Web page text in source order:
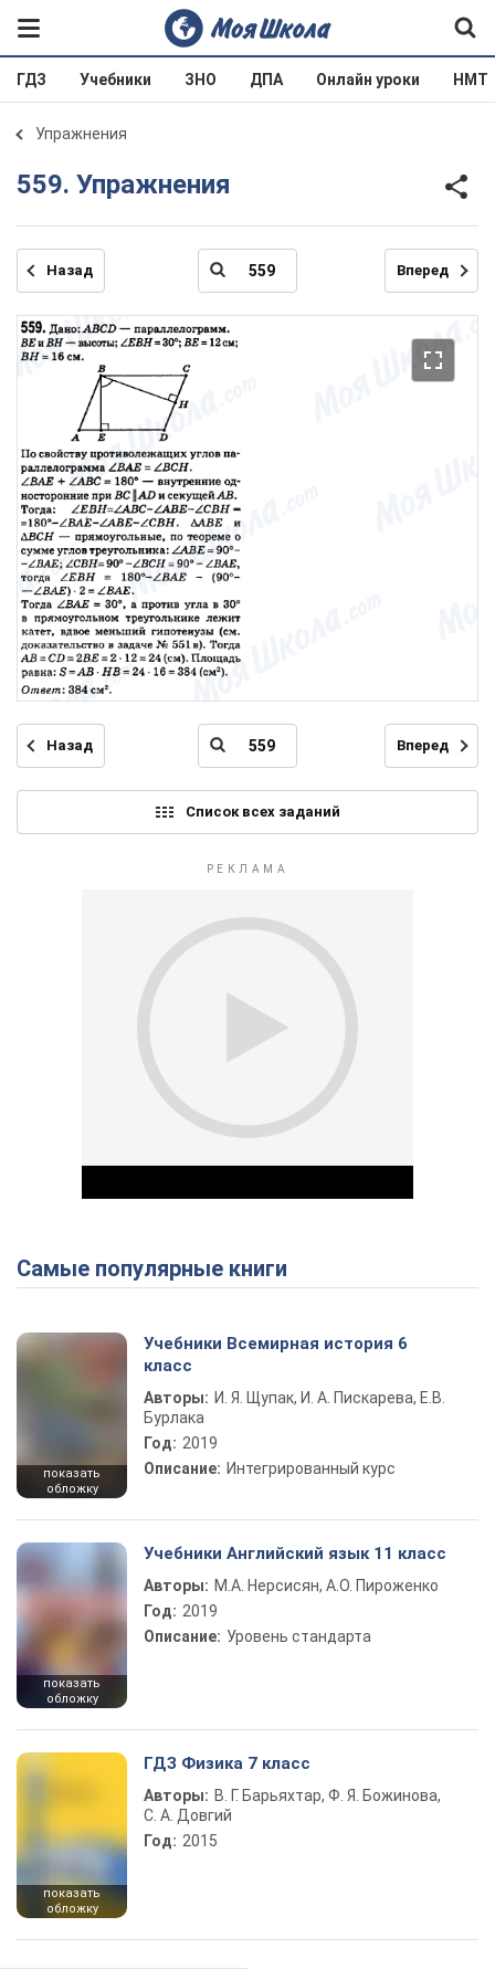
ГДЗ Учебники ЗНО ДПА Онлайн уроки НМТ
Упражнения
559. Упражнения
Назад Вперед
Назад Вперед
Список всех заданий
Play Video
Самые популярные книги
показать
обложку
Учебники Всемирная история 6
класс
Авторы: И. Я. Щупак, И. А. Пискарева, Е.В.
Бурлака
Год: 2019
Описание: Интегрированный курс
показать
обложку
Учебники Английский язык 11 класс
Авторы: М.А. Нерсисян, А.О. Пироженко
Год: 2019
Описание: Уровень стандарта
показать
обложку
ГДЗ Физика 7 класс
Авторы: В. Г. Барьяхтар, Ф. Я. Божинова,
С. А. Довгий
Год: 2015